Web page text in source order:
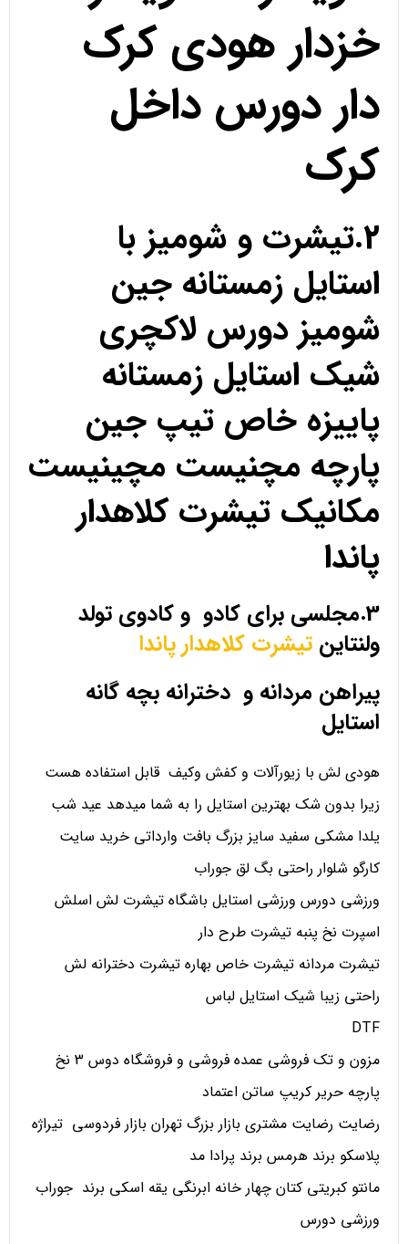
خزدار هودی کرک
دار دورس داخل
کرک
2.تیشرت و شومیز با
استایل زمستانه جین
شومیز دورس لاکچری
شیک استایل زمستانه
پاییزه خاص تیپ جین
پارچه مچنیست مچینیست
مکانیک تیشرت کلاهدار
پاندا
3.مجلسی برای کادو و کادوی تولد
ولنتاین تیشرت کلاهدار پاندا
پیراهن مردانه و دخترانه بچه گانه
استایل
هودی لش با زیورآلات و کفش وکیف قابل استفاده هست
زیرا بدون شک بهترین استایل را به شما میدهد عید شب
یلدا مشکی سفید سایز بزرگ بافت وارداتی خرید سایت
کارگو شلوار راحتی بگ لق جوراب
ورزشی دورس ورزشی استایل باشگاه تیشرت لش اسلش
اسپرت نخ پنبه تیشرت طرح دار
تیشرت مردانه تیشرت خاص بهاره تیشرت دخترانه لش
راحتی زیبا شیک استایل لباس
DTF
مزون و تک فروشی عمده فروشی و فروشگاه دوس 3 نخ
پارچه حریر کریپ ساتن اعتماد
رضایت رضایت مشتری بازار بزرگ تهران بازار فردوسی تیراژه
پلاسکو برند هرمس برند پرادا مد
مانتو کبریتی کتان چهار خانه ابرنگی یقه اسکی برند جوراب
ورزشی دورس